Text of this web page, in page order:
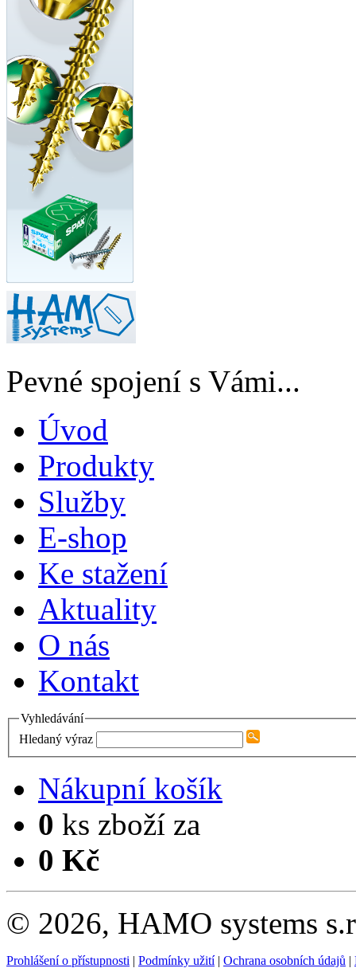
Pevné spojení s Vámi...
Úvod
Produkty
Služby
E-shop
Ke stažení
Aktuality
O nás
Kontakt
Vyhledávání
Hledaný výraz
Nákupní košík
0 ks zboží za
0 Kč
© 2026, HAMO systems
Prohlášení o přístupnosti | Podmínky užití| Ochrana osobních údajů |